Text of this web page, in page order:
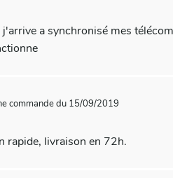
a synchronisé mes
commande du 15/09/2019
rapide, livraison en 72h.